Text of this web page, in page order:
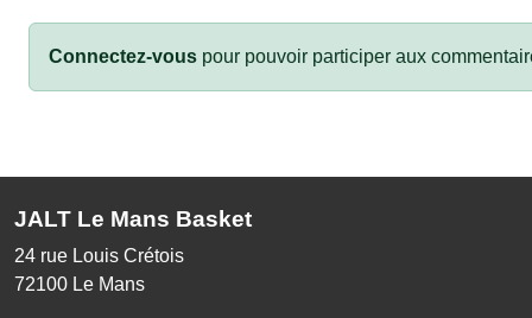
Connectez-vous pour pouvoir participer aux
JALT Le Mans Basket
24 rue Louis Crétois
72100 Le Mans